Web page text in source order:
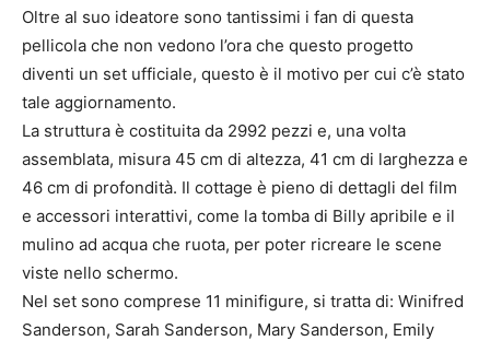
Oltre al suo ideatore sono tantissimi i fan di questa
pellicola che non vedono l’ora che questo progetto
diventi un set ufficiale, questo è il motivo per cui c’è stato
tale aggiornamento.
La struttura è costituita da 2992 pezzi e, una volta
assemblata, misura 45 cm di altezza, 41 cm di larghezza e
46 cm di profondità. Il cottage è pieno di dettagli del film
e accessori interattivi, come la tomba di Billy apribile e il
mulino ad acqua che ruota, per poter ricreare le scene
viste nello schermo.
Nel set sono comprese 11 minifigure, si tratta di: Winifred
Sanderson, Sarah Sanderson, Mary Sanderson, Emily